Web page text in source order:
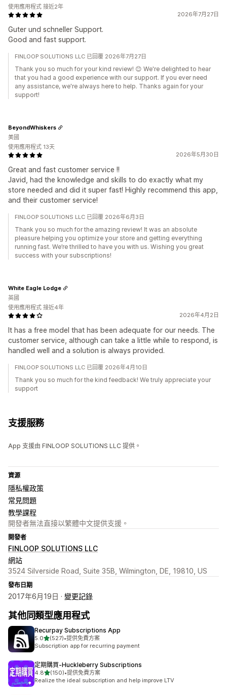
2026年7月27日
Guter und schneller Support.
Good and fast support.
使用應用程式 接近2年
FINLOOP SOLUTIONS LLC 已回覆 2026年7月27日
Thank you so much for your kind review! 😊 We're delighted to hear
that you had a good experience with our support. If you ever need
any assistance, we're always here to help. Thanks again for your
support!
2026年5月30日
Great and fast customer service !!
Javid, had the knowledge and skills to do exactly what my
store needed and did it super fast! Highly recommend this app,
and their customer service!
BeyondWhiskers
美國
使用應用程式 13天
FINLOOP SOLUTIONS LLC 已回覆 2026年6月3日
Thank you so much for the amazing review! It was an absolute
pleasure helping you optimize your store and getting everything
running fast. We’re thrilled to have you with us. Wishing you great
success with your subscriptions!
2026年4月2日
It has a free model that has been adequate for our needs. The
customer service, although can take a little while to respond, is
handled well and a solution is always provided.
White Eagle Lodge
英國
使用應用程式 接近4年
FINLOOP SOLUTIONS LLC 已回覆 2026年4月10日
Thank you so much for the kind feedback! We truly appreciate your
support
支援服務
App 支援由 FINLOOP SOLUTIONS LLC 提供。
資源
隱私權政策
常見問題
教學課程
開發者無法直接以繁體中文提供支援。
開發者
FINLOOP SOLUTIONS LLC
網站
3524 Silverside Road, Suite 35B, Wilmington, DE, 19810, US
發布日期
2017年6月19日 · 變更記錄
其他同類型應用程式
Recurpay Subscriptions App
5.0滿分 5 顆星
(527)
共有 527 則評價
•提供免費方案
Subscription app for recurring payment
定期購買‑Huckleberry Subscriptions
4.8滿分 5 顆星
(150)
共有 150 則評價
•提供免費方案
Realize the ideal subscription and help improve LTV